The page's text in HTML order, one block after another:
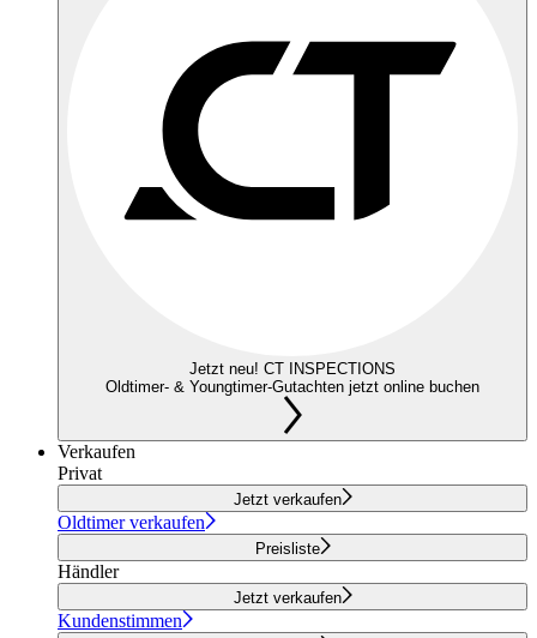
Jetzt neu! CT INSPECTIONS
Oldtimer- & Youngtimer-Gutachten jetzt online buchen
Verkaufen
Privat
Jetzt verkaufen
Oldtimer verkaufen
Preisliste
Händler
Jetzt verkaufen
Kundenstimmen